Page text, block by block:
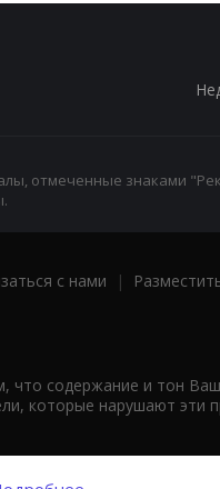
отмеченные знаками
с нами |
содержание и тон
которые нарушают эти